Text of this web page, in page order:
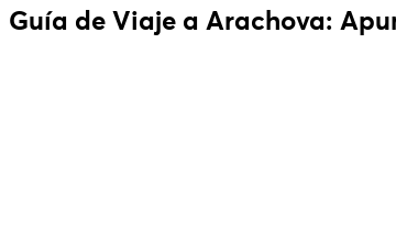
Guía de Viaje a Arachova: